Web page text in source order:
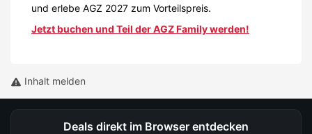
und erlebe AGZ 2027 zum Vorteilspreis.
Jetzt buchen und Teil der AGZ Family werden!
Inhalt melden
Deals direkt im Browser entdecken